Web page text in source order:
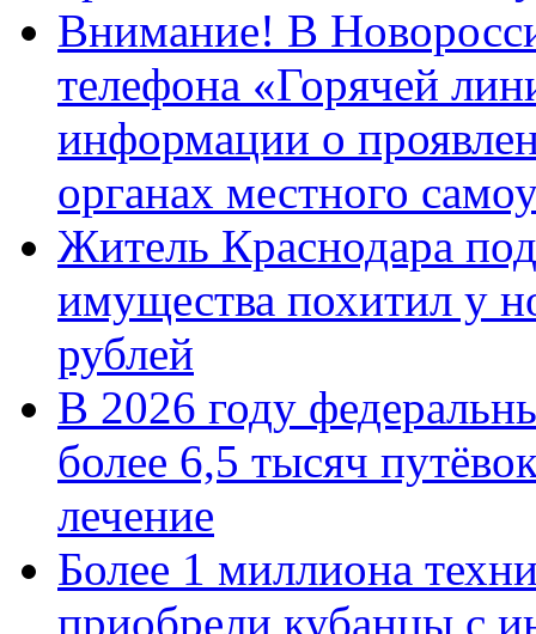
Внимание! В
телефона «Горячей
информации о
органах местного
Житель Краснодара
имущества похитил у
рублей
В 2026 году
более 6,5 тысяч
лечение
Более 1 миллиона
приобрели кубанцы с